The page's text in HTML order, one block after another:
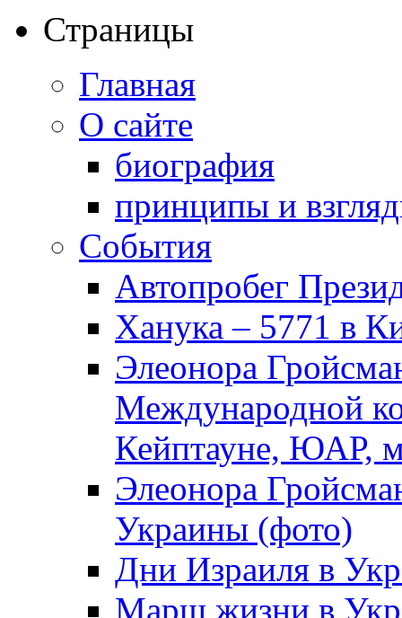
Страницы
Главная
О сайте
биография
принципы и
События
Автопробег
Ханука – 5771 в
Элеонора
Международной
Кейптауне, ЮАР,
Элеонора
Украины (фото)
Дни Израиля в
Марш жизни в